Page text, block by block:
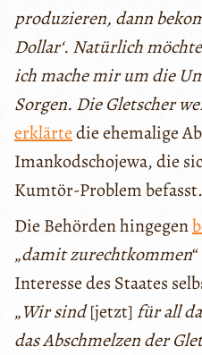
produzieren, dann
Dollar‘. Natürlich
ich mache mir um die
Sorgen. Die Gletscher
erklärtedie ehemalige
Imankodschojewa, die
Kumtör-Problem befasst.
Die Behörden hingegen
„damit zurechtkommen
Interesse des Staates
„Wir sind[jetzt] für all
das Abschmelzen der